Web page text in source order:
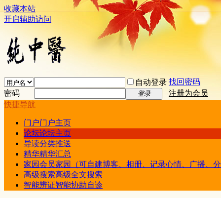
收藏本站
开启辅助访问
自动登录 找回密码
密码
登录
注册为会员
快捷导航
门户门户主页
论坛论坛主页
导读分类推送
精华精华汇总
家园会员家园（可自建博客、相册、记录心情、广播、
高级搜索高级全文搜索
智能辨证智能协助自诊